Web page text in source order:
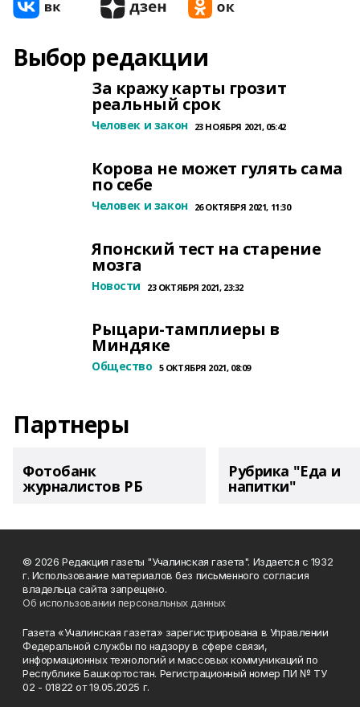
Выбор редакции
За кражу карты грозит
реальный срок
Человек и закон 23 НОЯБРЯ 2021, 05:42
Корова не может гулять сама
по себе
Человек и закон 26 ОКТЯБРЯ 2021, 11:30
Японский тест на старение
мозга
Новости 23 ОКТЯБРЯ 2021, 23:32
Рыцари-тамплиеры в
Миндяке
Общество 5 ОКТЯБРЯ 2021, 08:09
Партнеры
Фотобанк
журналистов РБ
Рубрика "Еда и
напитки"
© 2026 Редакция газеты "Учалинская газета". Издается с 1932
г. Использование материалов без письменного согласия
владельца сайта запрещено.
Об использовании персональных данных
Газета «Учалинская газета» зарегистрирована в Управлении
Федеральной службы по надзору в сфере связи,
информационных технологий и массовых коммуникаций по
Республике Башкортостан. Регистрационный номер ПИ № ТУ
02 - 01822 от 19.05.2025 г.